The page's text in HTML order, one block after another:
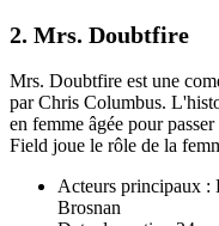
2. Mrs. Doubtfire
Mrs. Doubtfire est une
par Chris Columbus.
en femme âgée pour
Field joue le rôle de la
Acteurs principaux :
Brosnan